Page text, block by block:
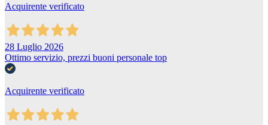
Acquirente verificato
28 Luglio 2026
Ottimo servizio, prezzi buoni personale top
Acquirente verificato